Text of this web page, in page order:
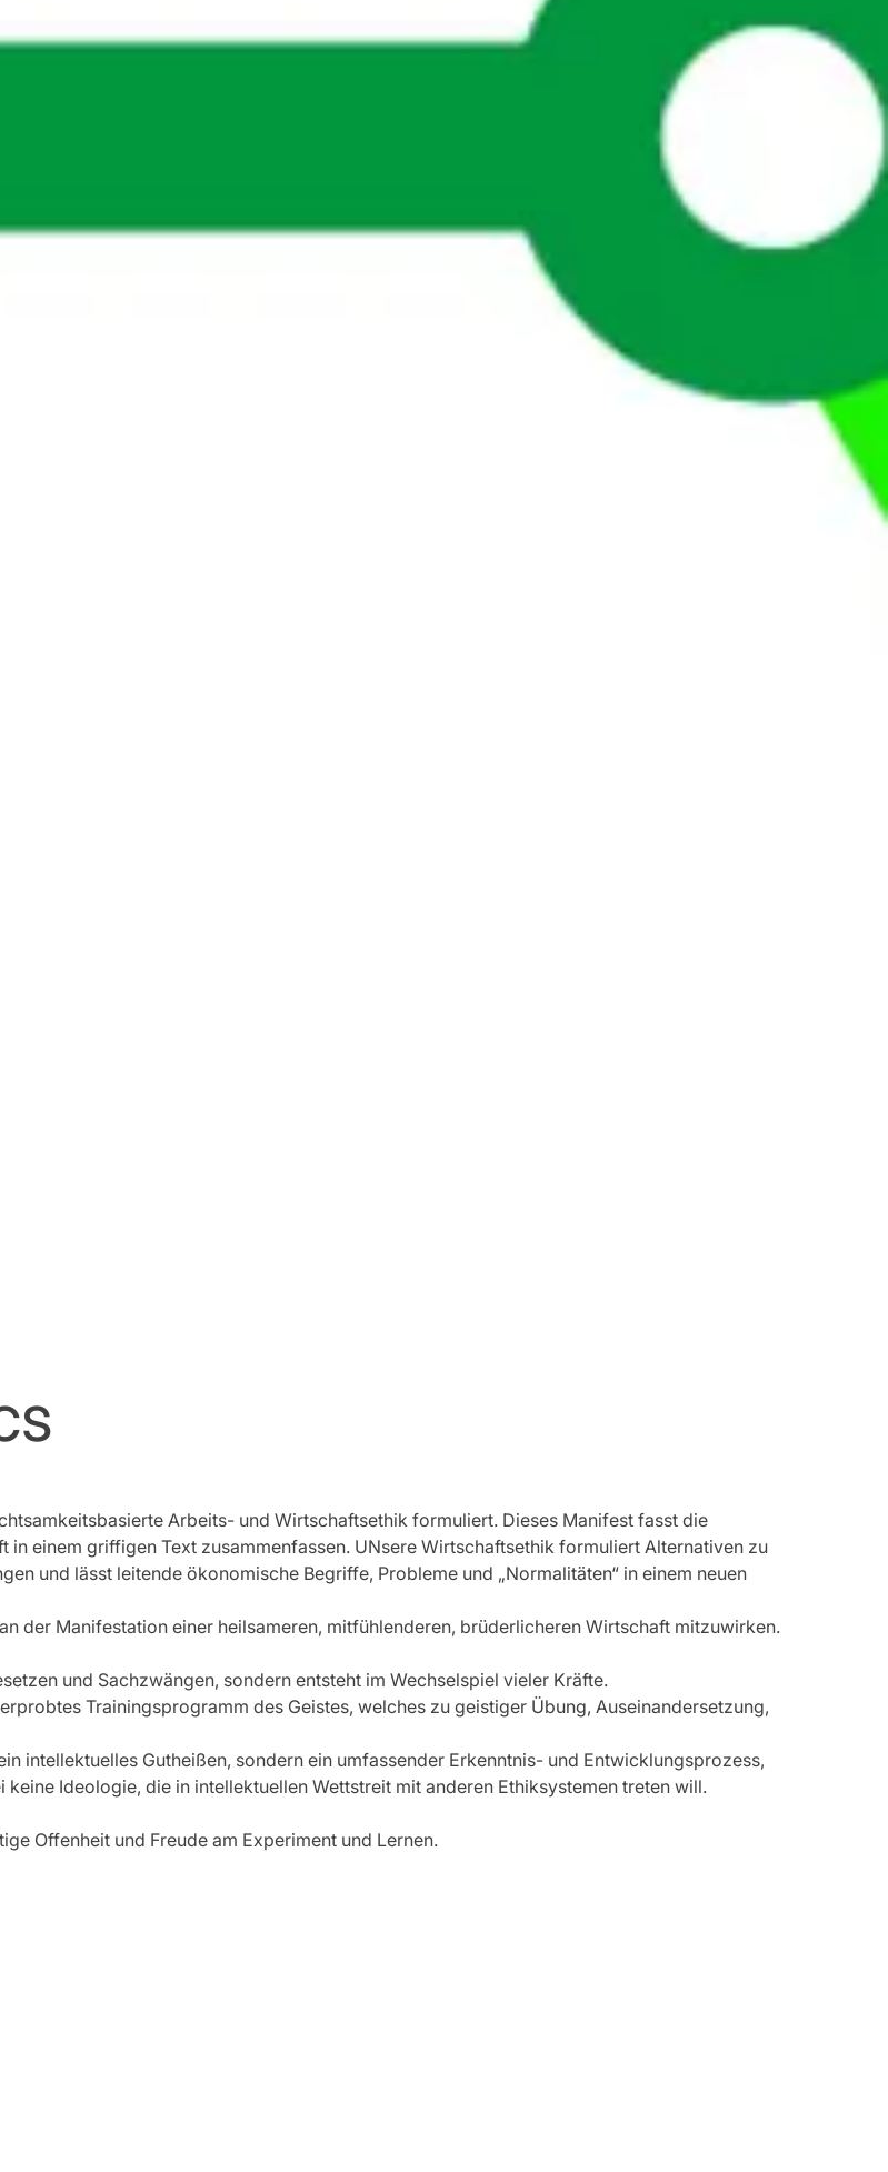
Arbeits- und Wirtschaftsethik formuliert. Dieses Manifest fasst die
einem griffigen Text zusammenfassen. UNsere Wirtschaftsethik formuliert Alternativen zu
und lässt leitende ökonomische Begriffe, Probleme und „Normalitäten“ in einem neuen
der Manifestation einer heilsameren, mitfühlenderen, brüderlicheren Wirtschaft mitzuwirken.
und Sachzwängen, sondern entsteht im Wechselspiel vieler Kräfte.
Trainingsprogramm des Geistes, welches zu geistiger Übung, Auseinandersetzung,
intellektuelles Gutheißen, sondern ein umfassender Erkenntnis- und Entwicklungsprozess,
Ideologie, die in intellektuellen Wettstreit mit anderen Ethiksystemen treten will.
Offenheit und Freude am Experiment und Lernen.